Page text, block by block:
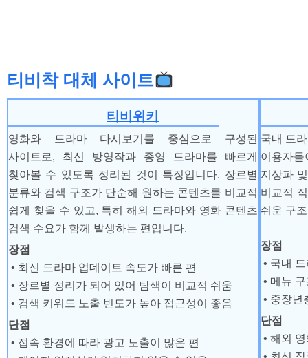
티비착 대체 사이트
티비위키
영화와 드라마 다시보기를 중심으로 구성된
사이트로, 최신 방영작과 종영 드라마를 빠르게
찾아볼 수 있도록 정리된 것이 특징입니다. 장르별
분류와 검색 구조가 단순해 원하는 콘텐츠를 비교적
쉽게 찾을 수 있고, 특히 해외 드라마와 영화 콘텐츠
검색 수요가 함께 발생하는 편입니다.
장점
• 최신 드라마 업데이트 속도가 빠른 편
• 장르별 정리가 되어 있어 탐색이 비교적 쉬움
• 검색 키워드 노출 빈도가 높아 접근성이 좋음
단점
• 접속 환경에 따라 광고 노출이 많은 편
국내 드
이용자
지상파
비교적
쉬운 구
장점
• 국내
• 메뉴
• 중장년
단점
• 해외